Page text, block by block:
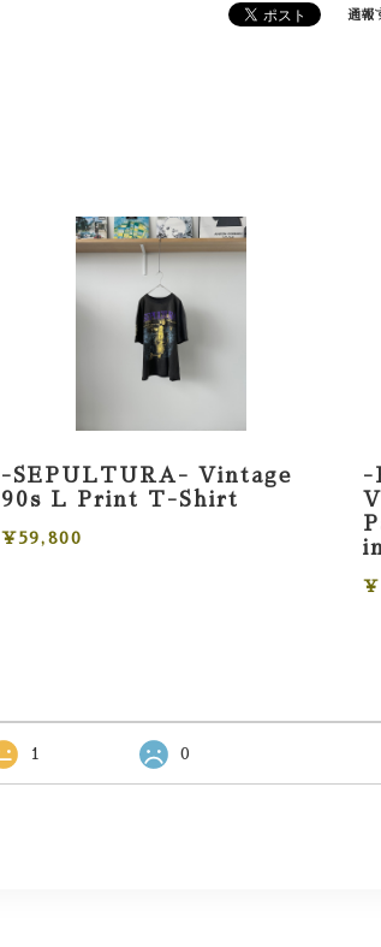
通報
-SEPULTURA- Vintage
90s L Print T-Shirt
¥59,800
-
1 0